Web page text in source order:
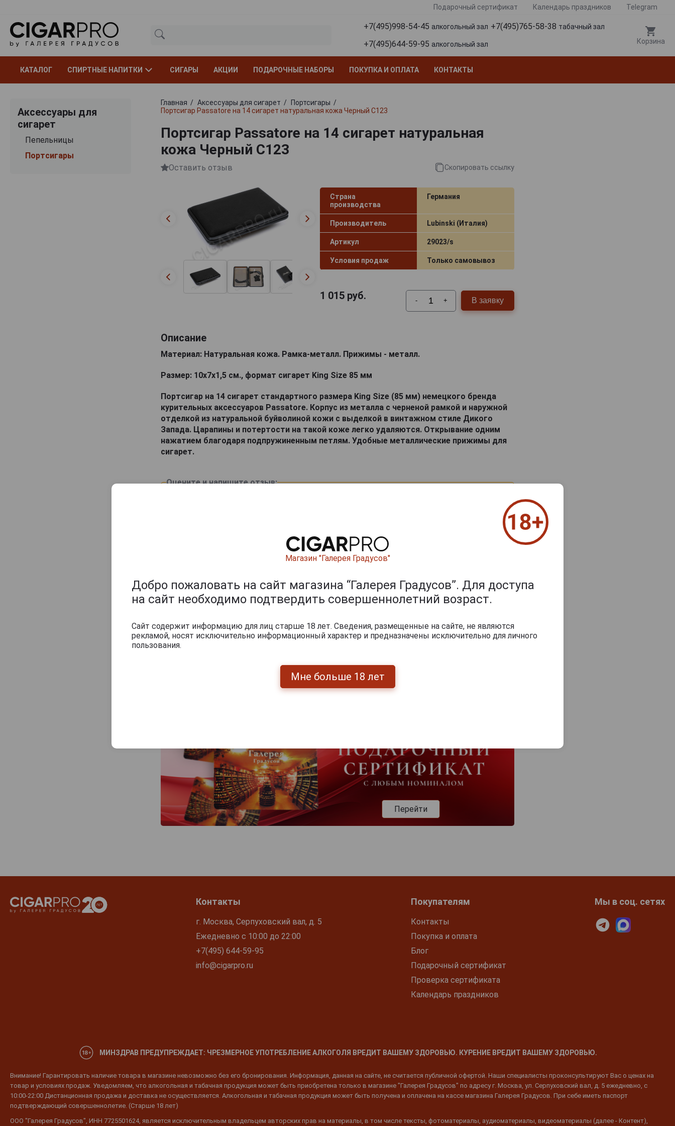
Подарочный сертификат Календарь праздников Telegram
+7(495)998-54-45 алкогольный зал +7(495)765-58-38 табачный зал
+7(495)644-59-95 алкогольный зал Корзина
КАТАЛОГ СПИРТНЫЕ НАПИТКИ СИГАРЫ АКЦИИ ПОДАРОЧНЫЕ НАБОРЫ ПОКУПКА И ОПЛАТА КОНТАКТЫ
Аксессуары для
сигарет
Пепельницы
Портсигары
Главная Аксессуары для сигарет
Портсигары
Портсигар Passatore на 14 сигарет натуральная кожа Черный C123
Портсигар Passatore на 14 сигарет натуральная
кожа Черный C123
Оставить отзыв Скопировать ссылку
Страна
производства
Германия
Производитель Lubinski (Италия)
Артикул 29023/s
Условия продаж Только самовывоз
1 015руб. - + В заявку
Описание
Материал: Натуральная кожа. Рамка-металл. Прижимы - металл.
Размер: 10х7х1,5 cм., формат сигарет King Size 85 мм
Портсигар на 14 сигарет стандартного размера King Size (85 мм) немецкого бренда
курительных аксессуаров Passatore. Корпус из металла с черненой рамкой и наружной
отделкой из натуральной буйволиной кожи с выделкой в винтажном стиле Дикого
Запада. Царапины и потертости на такой коже легко удаляются. Открывание одним
нажатием благодаря подпружиненным петлям. Удобные металлические прижимы для
сигарет.
Оцените и напишите отзыв:
0из 2000 знаков
Перейти
Контакты
г. Москва, Серпуховский вал, д. 5
Ежедневно с 10:00 до 22:00
+7(495) 644-59-95
info@cigarpro.ru
Покупателям
Контакты
Покупка и оплата
Блог
Подарочный сертификат
Проверка сертификата
Календарь праздников
Мы в соц. сетях
МИНЗДРАВ ПРЕДУПРЕЖДАЕТ: ЧРЕЗМЕРНОЕ УПОТРЕБЛЕНИЕ АЛКОГОЛЯ ВРЕДИТ ВАШЕМУ ЗДОРОВЬЮ. КУРЕНИЕ ВРЕДИТ ВАШЕМУ ЗДОРОВЬЮ.
Внимание! Гарантировать наличие товара в магазине невозможно без его бронирования. Информация, данная на сайте, не считается публичной офертой. Наши специалисты проконсультируют Вас о ценах на
товар и условиях продаж. Уведомляем, что алкогольная и табачная продукция может быть приобретена только в магазине "Галерея Градусов" по адресу г. Москва, ул. Серпуховский вал, д. 5 ежедневно, с
10:00-22:00 Дистанционная продажа и доставка не осуществляется. Алкогольная и табачная продукция может быть получена и оплачена на кассе магазина Галерея Градусов. При себе иметь паспорт
подтверждающий совершеннолетие. (Старше 18 лет)
ООО "Галерея Градусов", ИНН 7725501624, является исключительным владельцем авторских прав на материалы, в том числе тексты, фотоматериалы, аудиоматериалы, видеоматериалы (далее - Контент),
Магазин "Галерея Градусов"
Добро пожаловать на сайт магазина “Галерея Градусов”. Для доступа
на сайт необходимо подтвердить совершеннолетний возраст.
Сайт содержит информацию для лиц старше 18 лет. Сведения, размещенные на сайте, не являются
рекламой, носят исключительно информационный характер и предназначены исключительно для личного
пользования.
Мне больше 18 лет